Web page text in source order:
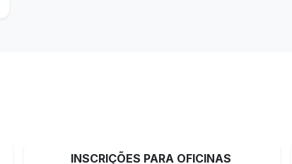
INSCRIÇÕES PARA OFICINAS